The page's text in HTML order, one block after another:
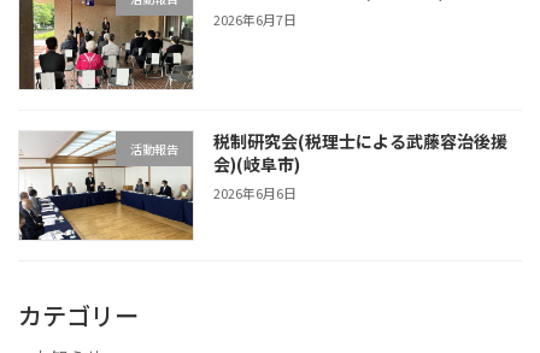
2026年6月7日
活動報告
税制研究会(税理士による武藤容治後援
会)(岐阜市)
2026年6月6日
カテゴリー